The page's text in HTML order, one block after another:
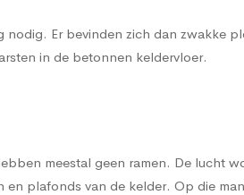
Er bevinden zich dan zwakke
in de betonnen keldervloer.
meestal geen ramen. De lucht
plafonds van de kelder. Op die